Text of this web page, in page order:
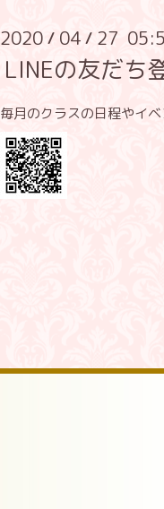
2020 / 04 / 27
LINEの友だち
毎月のクラスの日程やイ